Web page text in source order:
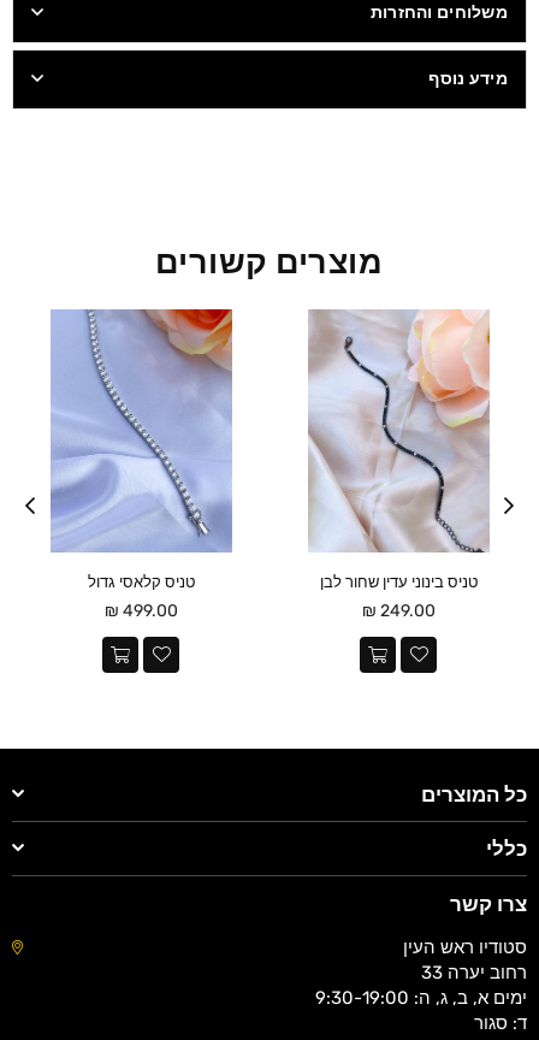
משלוחים והחזרות
מידע נוסף
מוצרים קשורים
טניס בינוני עדין שחור לבן
מחיר
249.00 ₪
טניס קלאסי גדול
מחיר
499.00 ₪
כל המוצרים
כללי
צרו קשר
סטודיו ראש העין
רחוב יערה 33
ימים א, ב, ג, ה: 9:30-19:00
ד: סגור